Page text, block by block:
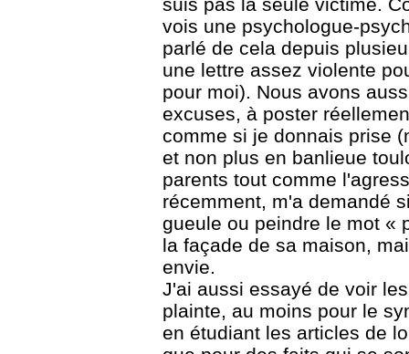
vois une psychologue-
parlé de cela depuis
une lettre assez violente
pour moi). Nous avons
excuses, à poster
comme si je donnais prise
et non plus en banlieue
parents tout comme
récemment, m'a demandé
gueule ou peindre le mot «
la façade de sa maison,
envie.
J'ai aussi essayé de voir
plainte, au moins pour le
en étudiant les articles de